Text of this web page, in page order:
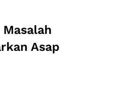
Asap